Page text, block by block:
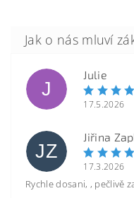
J
Julie
17.5.2026
JZ
Jiřina
17.3.2026
Rychle dosani, , pečlivě